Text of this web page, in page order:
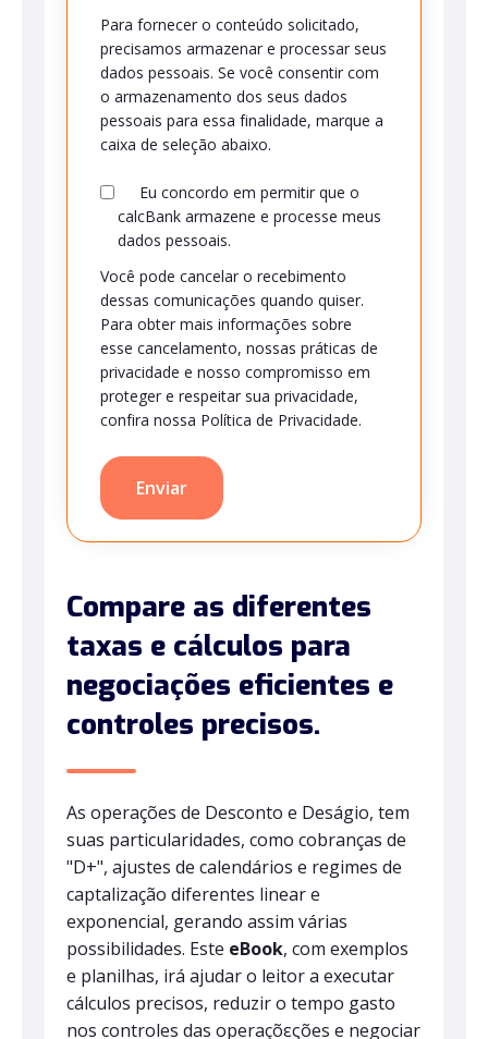
Compare as diferentes
taxas e cálculos para
negociações eficientes e
controles precisos.
As operações de Desconto e Deságio, tem
suas particularidades, como cobranças de
"D+", ajustes de calendários e regimes de
captalização diferentes linear e
exponencial, gerando assim várias
possibilidades. Este eBook, com exemplos
e planilhas, irá ajudar o leitor a executar
cálculos precisos, reduzir o tempo gasto
nos controles das operaçõεςões e negociar
Para fornecer o conteúdo solicitado,
precisamos armazenar e processar seus
dados pessoais. Se você consentir com
o armazenamento dos seus dados
pessoais para essa finalidade, marque a
caixa de seleção abaixo.
Eu concordo em permitir que o
calcBank armazene e processe meus
dados pessoais.
Você pode cancelar o recebimento
dessas comunicações quando quiser.
Para obter mais informações sobre
esse cancelamento, nossas práticas de
privacidade e nosso compromisso em
proteger e respeitar sua privacidade,
confira nossa Política de Privacidade.